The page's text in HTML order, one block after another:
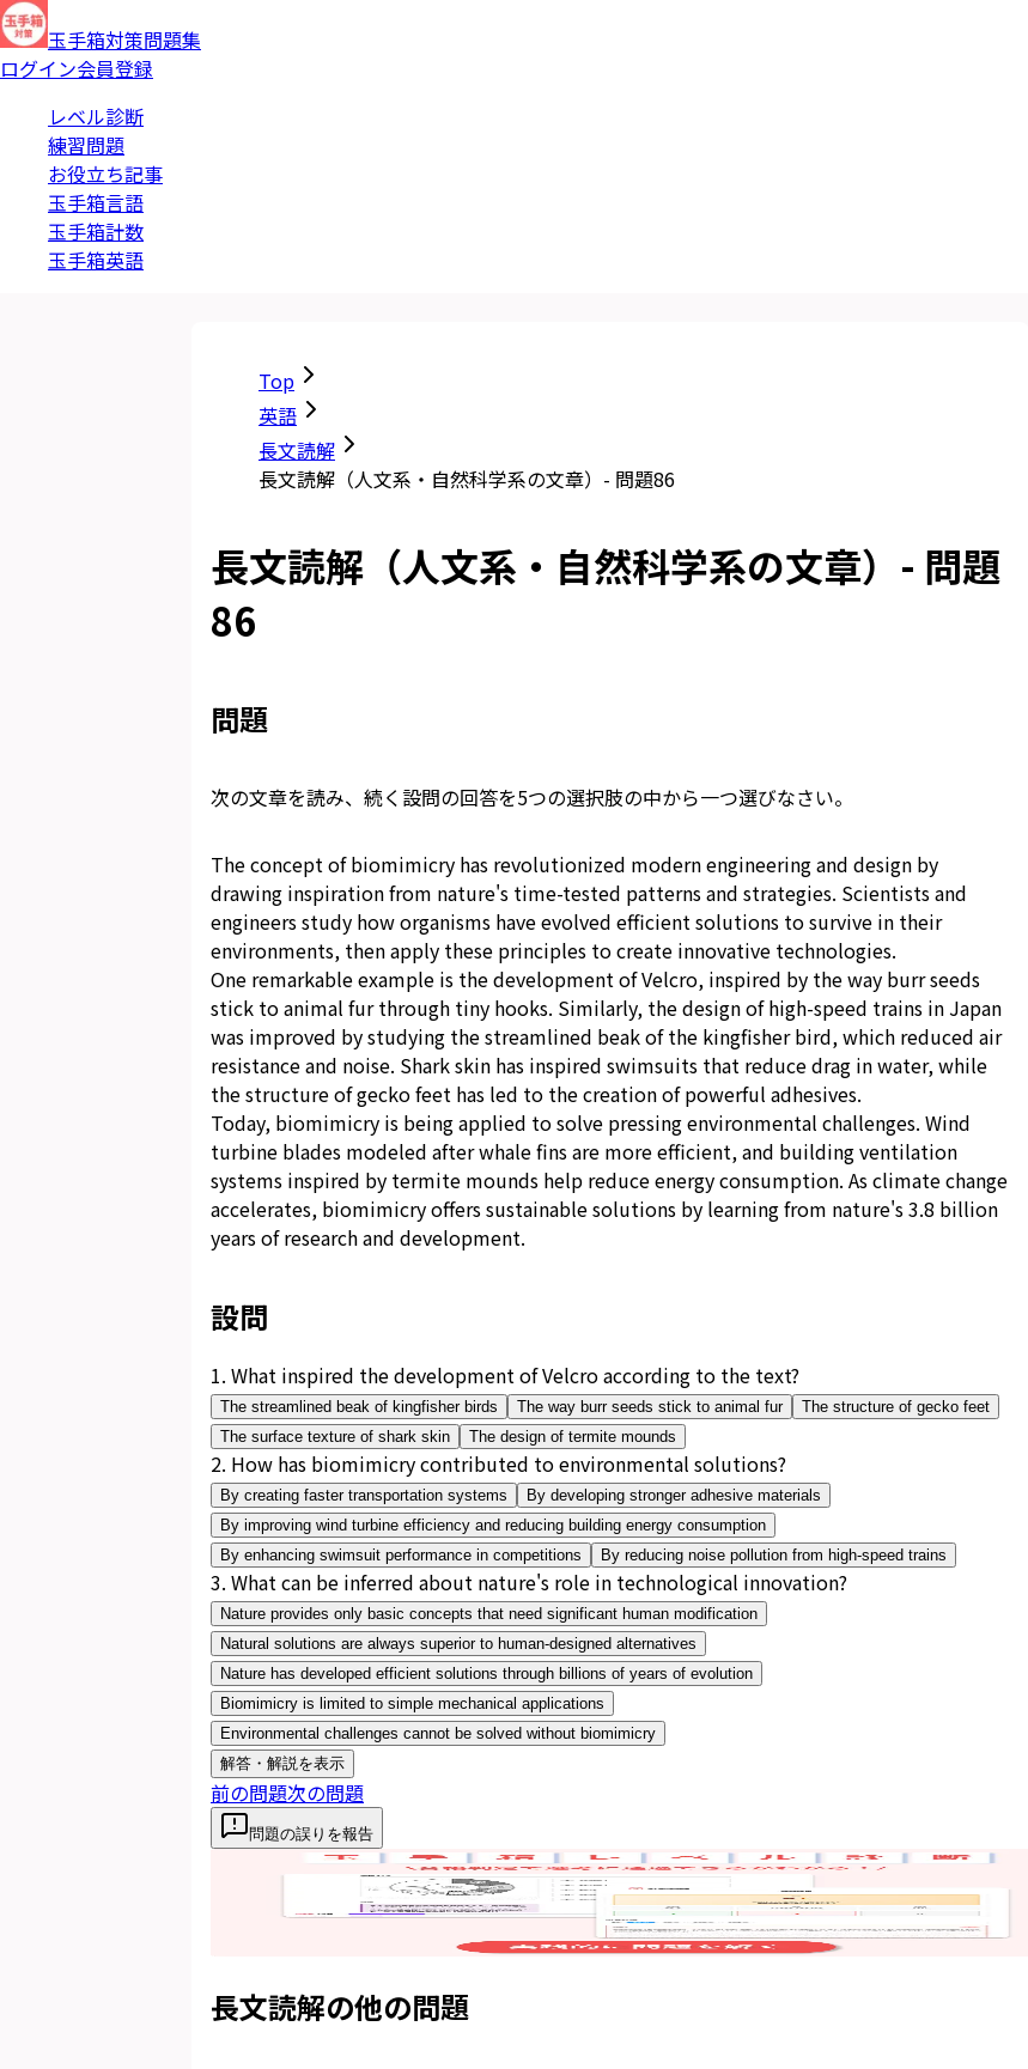
玉手箱対策問題集
ログイン会員登録
レベル診断
練習問題
お役立ち記事
玉手箱言語
玉手箱計数
玉手箱英語
Top
英語
長文読解
長文読解（人文系・自然科学系の文章）- 問題86
長文読解（人文系・自然科学系の文章）- 問題
86
問題
次の文章を読み、続く設問の回答を5つの選択肢の中から一つ選びなさい。
The concept of biomimicry has revolutionized modern engineering and design by
drawing inspiration from nature's time-tested patterns and strategies. Scientists and
engineers study how organisms have evolved efficient solutions to survive in their
environments, then apply these principles to create innovative technologies.
One remarkable example is the development of Velcro, inspired by the way burr seeds
stick to animal fur through tiny hooks. Similarly, the design of high-speed trains in Japan
was improved by studying the streamlined beak of the kingfisher bird, which reduced air
resistance and noise. Shark skin has inspired swimsuits that reduce drag in water, while
the structure of gecko feet has led to the creation of powerful adhesives.
Today, biomimicry is being applied to solve pressing environmental challenges. Wind
turbine blades modeled after whale fins are more efficient, and building ventilation
systems inspired by termite mounds help reduce energy consumption. As climate change
accelerates, biomimicry offers sustainable solutions by learning from nature's 3.8 billion
years of research and development.
設問
1. What inspired the development of Velcro according to the text?
The streamlined beak of kingfisher birds The way burr seeds stick to animal fur
The structure of gecko feet
The surface texture of shark skin
The design of termite mounds
2. How has biomimicry contributed to environmental solutions?
By creating faster transportation systems
By developing stronger adhesive materials
By improving wind turbine efficiency and reducing building energy consumption
By enhancing swimsuit performance in competitions
By reducing noise pollution from high-speed trains
3. What can be inferred about nature's role in technological innovation?
Nature provides only basic concepts that need significant human modification
Natural solutions are always superior to human-designed alternatives
Nature has developed efficient solutions through billions of years of evolution
Biomimicry is limited to simple mechanical applications
Environmental challenges cannot be solved without biomimicry
解答・解説を表示
前の問題次の問題
問題の誤りを報告
長文読解の他の問題